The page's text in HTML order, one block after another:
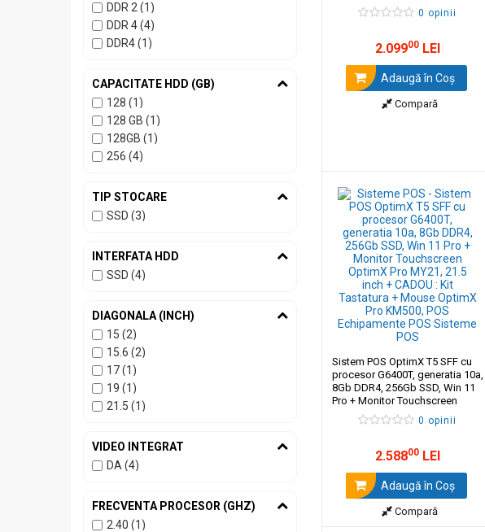
DDR 2 (1)
DDR 4 (4)
DDR4 (1)
CAPACITATE HDD (GB)
128 (1)
128 GB (1)
128GB (1)
256 (4)
TIP STOCARE
SSD (3)
INTERFATA HDD
SSD (4)
DIAGONALA (INCH)
15 (2)
15.6 (2)
17 (1)
19 (1)
21.5 (1)
VIDEO INTEGRAT
DA (4)
FRECVENTA PROCESOR (GHZ)
2.40 (1)
0 opinii
2.09900LEI
Adaugă în Coş
Compară
Sistem POS OptimX T5 SFF cu
procesor G6400T, generatia 10a,
8Gb DDR4, 256Gb SSD, Win 11
Pro + Monitor Touchscreen
OptimX Pro MY21, 21.5 inch +
CADOU : Kit Tastatura + Mouse
0 opinii
2.58800LEI
Adaugă în Coş
Compară